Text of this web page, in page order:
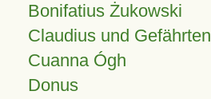
Bonifatius Żukowski
Claudius und Gefährten
Cuanna Ógh
Donus